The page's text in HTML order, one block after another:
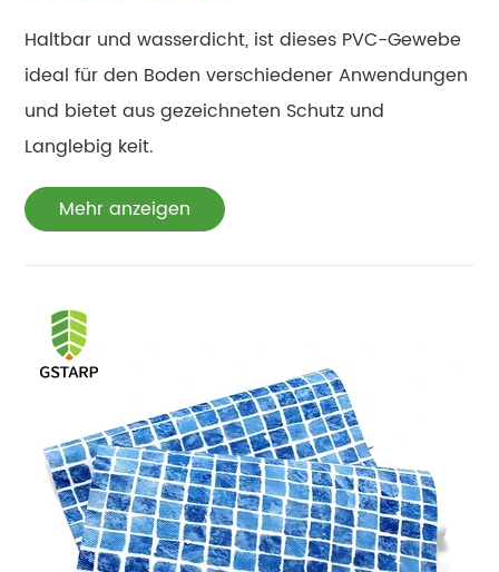
Haltbar und wasserdicht, ist dieses PVC-Gewebe
ideal für den Boden verschiedener Anwendungen
und bietet aus gezeichneten Schutz und
Langlebig keit.
Mehr anzeigen